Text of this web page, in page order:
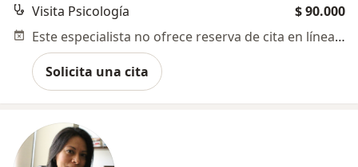
Visita Psicología
$ 90.000
Este especialista no ofrece reserva de cita en línea en esta dirección.
Solicita una cita